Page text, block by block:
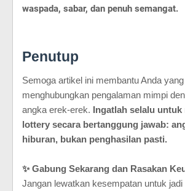
waspada, sabar, dan penuh semangat.
Penutup
Semoga artikel ini membantu Anda
menghubungkan pengalaman mimpi
angka erek-erek. Ingatlah selalu untuk
lottery secara bertanggung jawab:
hiburan, bukan penghasilan pasti.
✨Gabung Sekarang dan Rasakan
Jangan lewatkan kesempatan untuk jadi